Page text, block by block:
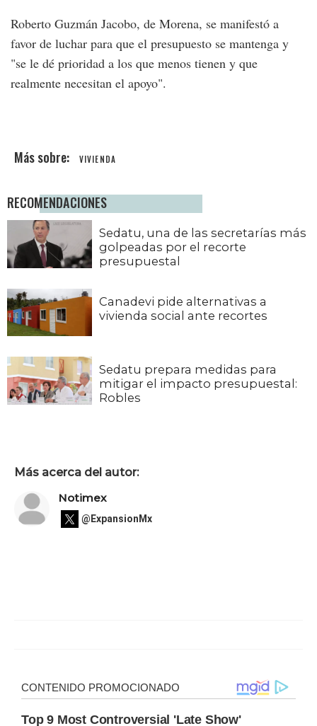
Roberto Guzmán Jacobo, de Morena, se manifestó a
favor de luchar para que el presupuesto se mantenga y
"se le dé prioridad a los que menos tienen y que
realmente necesitan el apoyo".
VIVIENDA
RECOMENDACIONES
Sedatu, una de las secretarías más
golpeadas por el recorte
presupuestal
Canadevi pide alternativas a
vivienda social ante recortes
Sedatu prepara medidas para
mitigar el impacto presupuestal:
Robles
Más acerca del autor:
Notimex
@ExpansionMx